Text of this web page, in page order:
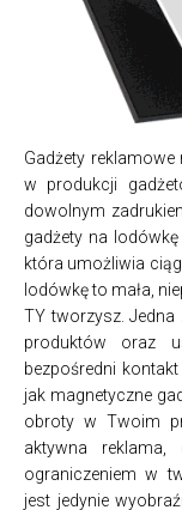
Gadżety
w produkcji
dowolnym
gadżety na
która umożliwia
lodówkę to mała,
TY tworzysz.
produktów oraz
bezpośredni
jak magnetyczne
obroty w Twoim
aktywna
ograniczeniem w
jest jedynie